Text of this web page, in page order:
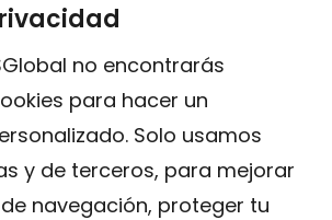
no encontrarás
para hacer un
Solo usamos
y de terceros, para mejorar
navegación, proteger tu